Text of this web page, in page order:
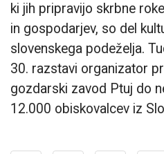
ki jih pripravijo skrbne
in gospodarjev, so del
slovenskega podeželja.
30. razstavi organizator
gozdarski zavod Ptuj do
12.000 obiskovalcev iz